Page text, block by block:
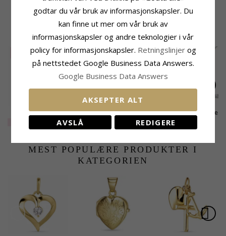
5,5 mm
KUNDER KJØPER OGSÅ
40%
Panserarmbånd i
forgylt sølv 18,5 cm x
5,3 mm
BNH Anker facet
halskjede i sølv 50 cm
x 1,4 mm
534,-
Bnh veneziahalskjede
i sølv 40 cm x 0,8 mm
CHANTI-pris
MEST POPULÆRE PRODUKTER I
KATEGORIEN
godtar du vår bruk av informasjonskapsler. Du
kan finne ut mer om vår bruk av
informasjonskapsler og andre teknologier i vår
policy for informasjonskapsler. Retningslinjer og
på nettstedet Google Business Data Answers.
Google Business Data Answers
AKSEPTER ALT
AVSLÅ REDIGERE